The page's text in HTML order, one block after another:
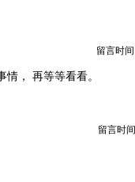
留言时间
， 再等等看看。
留言时